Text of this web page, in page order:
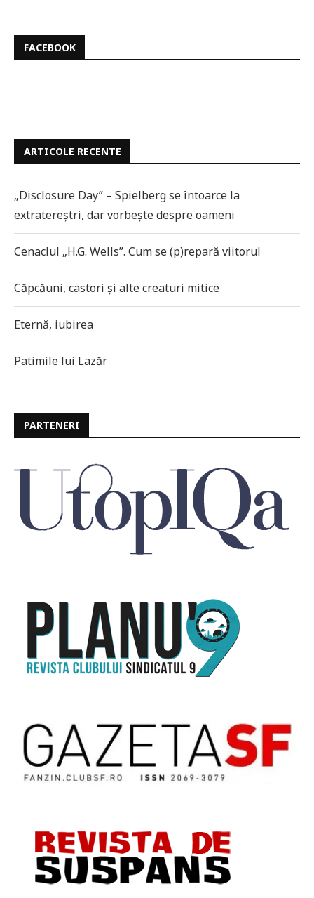
FACEBOOK
ARTICOLE RECENTE
„Disclosure Day” – Spielberg se întoarce la
extratereștri, dar vorbește despre oameni
Cenaclul „H.G. Wells”. Cum se (p)repară viitorul
Căpcăuni, castori și alte creaturi mitice
Eternă, iubirea
Patimile lui Lazăr
PARTENERI